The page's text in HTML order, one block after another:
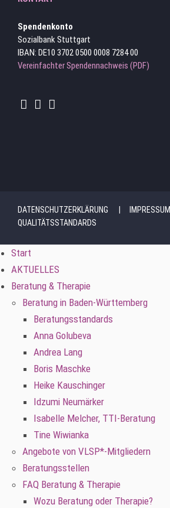
Spendenkonto
Sozialbank Stuttgart
IBAN: DE10 3702 0500 0008 7284 00
Vereinfachter Spendennachweis (PDF)
DATENSCHUTZERKLÄRUNG
IMPRESSUM
QUALITÄTSSTANDARDS
Start
AKTUELLES
Beratung & Therapie
Beratung in Baden-Württemberg
Beratungsstandards
Anna Golubeva
Andrea Lang
Boris Maschke
Heike Kauschinger
Idzumi Neumärker
Isabelle Melcher, TTI-Beratung
Tine Wiwianka
Angebote von VLSP*-Mitgliedern
Beratungsstellen
FAQ Beratung & Therapie
Wozu Beratung oder Therapie?